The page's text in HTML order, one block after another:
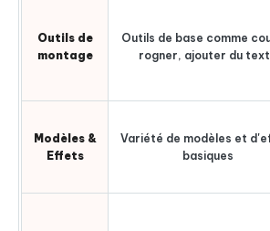
Outils de
montage
Outils de base comme
rogner, ajouter du
Modèles &
Effets
Variété de modèles et
basiques